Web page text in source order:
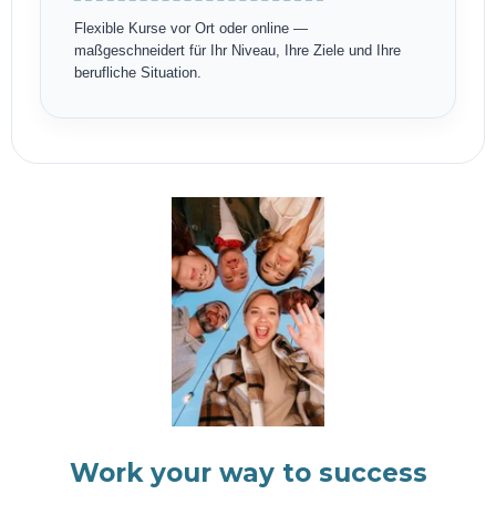
Flexible Kurse vor Ort oder online —
maßgeschneidert für Ihr Niveau, Ihre Ziele und Ihre
berufliche Situation.
Work your way to success